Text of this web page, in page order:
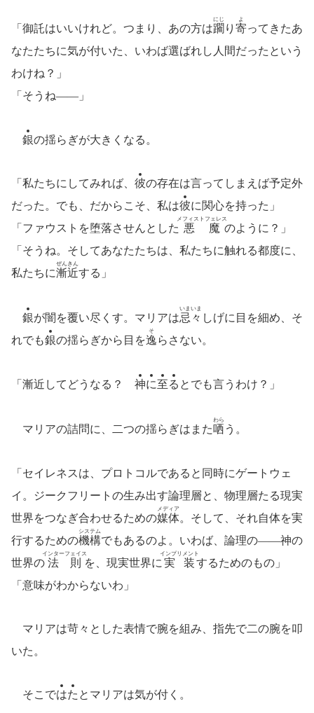
「御託はいいけれど。つまり、あの方は躙
にじ
り 寄
よ
ってきたあ
なたたちに気が付いた、いわば選ばれし人間だったという
わけね？」
「そうね――」
銀の揺らぎが大きくなる。
「私たちにしてみれば、 彼の存在は言ってしまえば予定外
だった。でも、だからこそ、私は彼に関心を持った」
「ファウストを堕落させんとした 悪魔
メフィストフェレス
のように？」
「そうね。そしてあなたたちは、私たちに触れる都度に、
私たちに漸近
ぜんきん
する」
銀が闇を覆い尽くす。マリアは忌々
いまいま
しげに目を細め、そ
れでも銀の揺らぎから目を逸
そ
らさない。
「漸近してどうなる？ 神に至る とでも言うわけ？」
マリアの詰問に、二つの揺らぎはまた哂
わら
う。
「セイレネスは、プロトコルであると同時にゲートウェ
イ。ジークフリートの生み出す論理層と、物理層たる現実
世界をつなぎ合わせるための媒体
メディア
。そして、それ自体を実
行するための機構
システム
でもあるのよ。いわば、論理の――神の
世界の 法則
インターフェイス
を、現実世界に 実装
インプリメント
するためのもの」
「意味がわからないわ」
マリアは苛々とした表情で腕を組み、指先で二の腕を叩
いた。
そこではた とマリアは気が付く。